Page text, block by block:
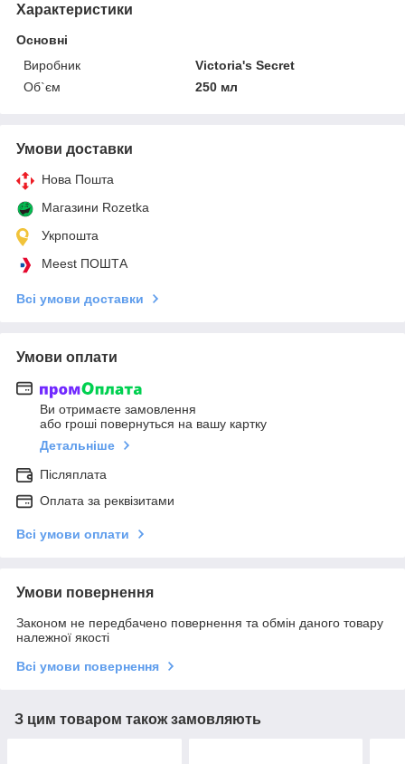
Характеристики
Основні
Виробник
Victoria's Secret
Об`єм
250 мл
Умови доставки
Нова Пошта
Магазини Rozetka
Укрпошта
Meest ПОШТА
Всі умови доставки
Умови оплати
Ви отримаєте замовлення
або гроші повернуться на вашу картку
Детальніше
Післяплата
Оплата за реквізитами
Всі умови оплати
Умови повернення
Законом не передбачено повернення та обмін даного товару
належної якості
Всі умови повернення
З цим товаром також замовляють